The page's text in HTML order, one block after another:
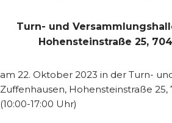
Turn- und
Hohensteinstraße 25,
am 22. Oktober 2023 in der Turn-
Zuffenhausen, Hohensteinstraße
(10:00-17:00 Uhr)